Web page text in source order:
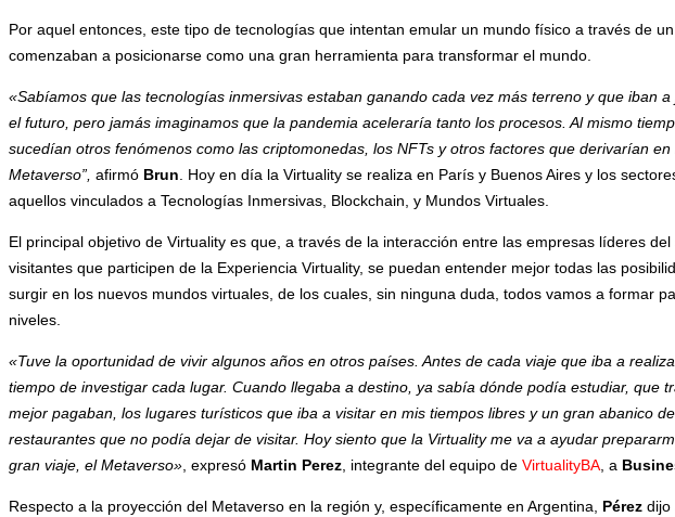
Por aquel entonces, este tipo de tecnologías que intentan emular un mundo físico a través de
comenzaban a posicionarse como una gran herramienta para transformar el mundo.
«Sabíamos que las tecnologías inmersivas estaban ganando cada vez más terreno y que iban
el futuro, pero jamás imaginamos que la pandemia aceleraría tanto los procesos. Al mismo
sucedían otros fenómenos como las criptomonedas, los NFTs y otros factores que derivarían
Metaverso”, afirmó Brun . Hoy en día la Virtuality se realiza en París y Buenos Aires y los
aquellos vinculados a Tecnologías Inmersivas, Blockchain, y Mundos Virtuales.
El principal objetivo de Virtuality es que, a través de la interacción entre las empresas líderes
visitantes que participen de la Experiencia Virtuality, se puedan entender mejor todas las
surgir en los nuevos mundos virtuales, de los cuales, sin ninguna duda, todos vamos a formar
niveles.
«Tuve la oportunidad de vivir algunos años en otros países. Antes de cada viaje que iba a
tiempo de investigar cada lugar. Cuando llegaba a destino, ya sabía dónde podía estudiar, que
mejor pagaban, los lugares turísticos que iba a visitar en mis tiempos libres y un gran abanico
restaurantes que no podía dejar de visitar. Hoy siento que la Virtuality me va a ayudar
gran viaje, el Metaverso» , expresó Martin Perez , integrante del equipo de VirtualityBA , a
Respecto a la proyección del Metaverso en la región y, específicamente en Argentina, Pérez dijo